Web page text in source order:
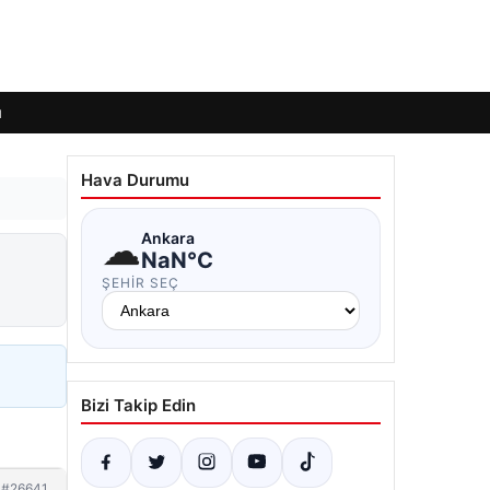
Hava Durumu
☁Ankara
NaN°C
ŞEHIR SEÇ
Bizi Takip Edin